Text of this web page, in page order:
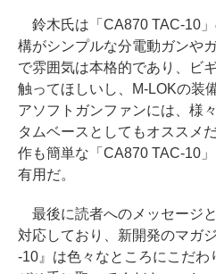
鈴木氏は「CA870 TAC-10」
構がシンプルな分電動ガンや
で雰囲気は本格的であり、ビ
触ってほしいし、M-LOKの装
アソフトガンファンには、様
タムベースとしてもオススメ
作も簡単な「CA870 TAC-10
有用だ。
最後に読者へのメッセージ
対応しており、新開発のマガ
-10』は色々なところにこだわ